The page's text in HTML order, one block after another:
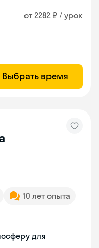
от 2282 ₽ / урок
Выбрать время
10 лет опыта
для